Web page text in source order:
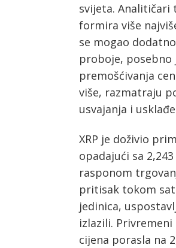
svijeta. Analitičari
formira više
se mogao
proboje, posebno
premošćivanja
više, razmatraju
usvajanja i
XRP je doživio
opadajući sa
rasponom
pritisak tokom
jedinica,
izlazili.
cijena porasla na